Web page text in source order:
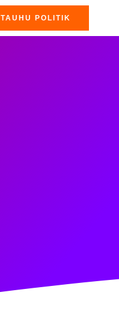
TAUHU POLITIK